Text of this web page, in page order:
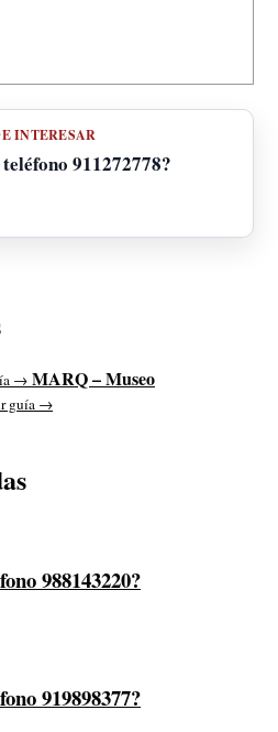
INTERESAR
911272778?
→ MARQ – Museo
guía →
988143220?
919898377?